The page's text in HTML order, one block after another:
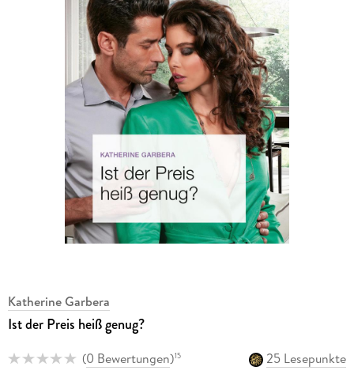
Katherine Garbera
Ist der Preis heiß genug?
(0 Bewertungen)15
25 Lesepunkte